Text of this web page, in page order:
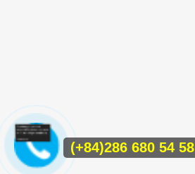
(+84)286 680 54 58